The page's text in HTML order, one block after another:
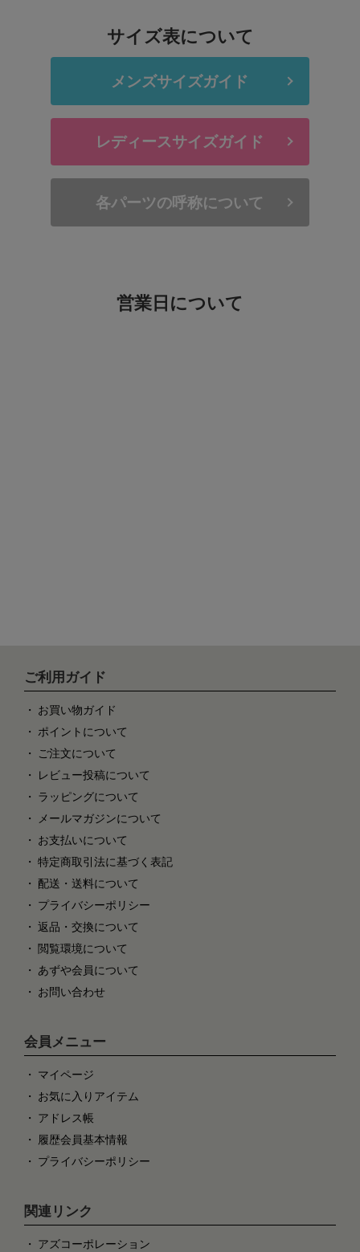
サイズ表について
メンズサイズガイド
レディースサイズガイド
各パーツの呼称について
営業日について
ご利用ガイド
お買い物ガイド
ポイントについて
ご注文について
レビュー投稿について
ラッピングについて
メールマガジンについて
お支払いについて
特定商取引法に基づく表記
配送・送料について
プライバシーポリシー
返品・交換について
閲覧環境について
あずや会員について
お問い合わせ
会員メニュー
マイページ
お気に入りアイテム
アドレス帳
履歴会員基本情報
プライバシーポリシー
関連リンク
アズコーポレーション